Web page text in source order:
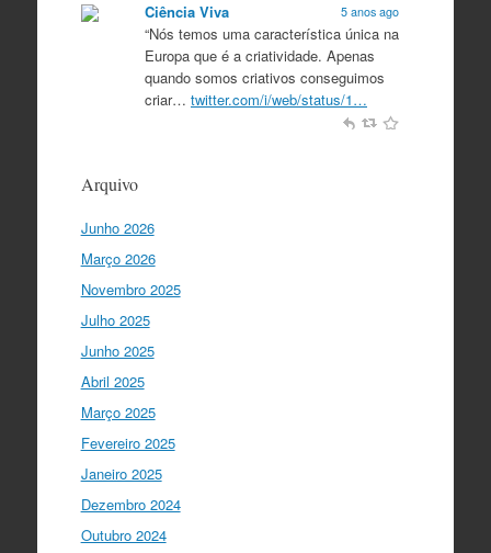
Ciência Viva 5 anos ago
“Nós temos uma característica única na
Europa que é a criatividade. Apenas
quando somos criativos conseguimos
criar… twitter.com/i/web/status/1…
coesão…
Ciência Viva
"Para mim, a criação do Ministério da
Ciência foi o momento fundamental
para a mudança do ensino em Portugal,
I Gulbenkian Ciência
Fantastic closing up of
about "Communicating at the Speed of
Science" with the…
twitter.com/i/web/status/1…
Arquivo
Junho 2026
Março 2026
Novembro 2025
Julho 2025
Junho 2025
Abril 2025
Março 2025
Fevereiro 2025
Janeiro 2025
Dezembro 2024
Outubro 2024